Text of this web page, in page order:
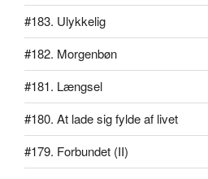
#183. Ulykkelig
#182. Morgenbøn
#181. Længsel
#180. At lade sig fylde af livet
#179. Forbundet (II)